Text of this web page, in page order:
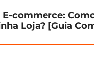
commerce:
Loja? [Guia